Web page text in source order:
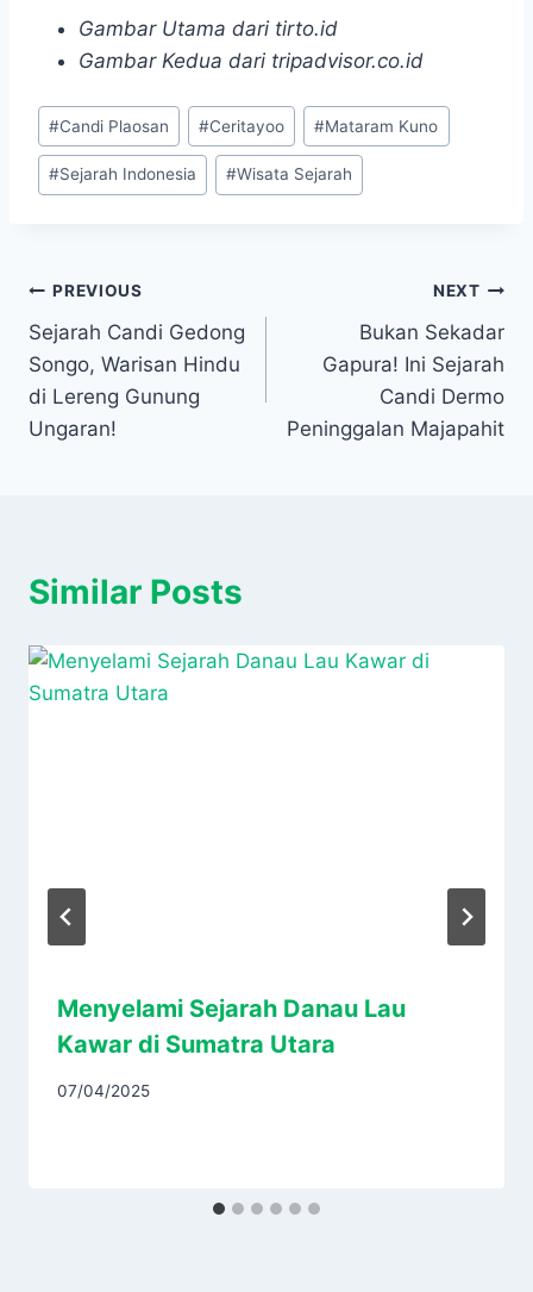
Gambar Utama dari tirto.id
Gambar Kedua dari tripadvisor.co.id
Post
Tags:
#Candi Plaosan #Ceritayoo #Mataram Kuno
#Sejarah Indonesia #Wisata Sejarah
Navigasi
pos
PREVIOUS
Sejarah Candi Gedong
Songo, Warisan Hindu
di Lereng Gunung
Ungaran!
NEXT
Bukan Sekadar
Gapura! Ini Sejarah
Candi Dermo
Peninggalan Majapahit
Similar Posts
Menyelami Sejarah Danau Lau
Kawar di Sumatra Utara
07/04/2025